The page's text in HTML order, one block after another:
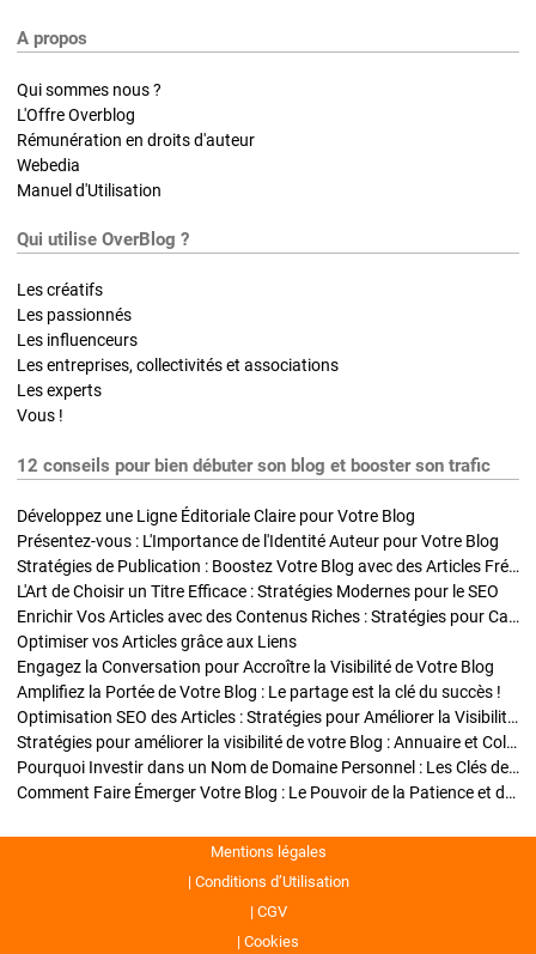
A propos
Qui sommes nous ?
L'Offre Overblog
Rémunération en droits d'auteur
Webedia
Manuel d'Utilisation
Qui utilise OverBlog ?
Les créatifs
Les passionnés
Les influenceurs
Les entreprises, collectivités et associations
Les experts
Vous !
12 conseils pour bien débuter son blog et booster son trafic
Développez une Ligne Éditoriale Claire pour Votre Blog
Présentez-vous : L'Importance de l'Identité Auteur pour Votre Blog
Stratégies de Publication : Boostez Votre Blog avec des Articles Fréquents et Exclusifs
L'Art de Choisir un Titre Efficace : Stratégies Modernes pour le SEO
Enrichir Vos Articles avec des Contenus Riches : Stratégies pour Captiver et Optimiser
Optimiser vos Articles grâce aux Liens
Engagez la Conversation pour Accroître la Visibilité de Votre Blog
Amplifiez la Portée de Votre Blog : Le partage est la clé du succès !
Optimisation SEO des Articles : Stratégies pour Améliorer la Visibilité de Votre Blog
Stratégies pour améliorer la visibilité de votre Blog : Annuaire et Collaborations
Pourquoi Investir dans un Nom de Domaine Personnel : Les Clés de la Réussite de Votre Blog
Comment Faire Émerger Votre Blog : Le Pouvoir de la Patience et de la Persévérance
Mentions légales
Conditions d’Utilisation
CGV
Cookies